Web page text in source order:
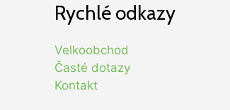
Rychlé odkazy
Velkoobchod
Časté dotazy
Kontakt